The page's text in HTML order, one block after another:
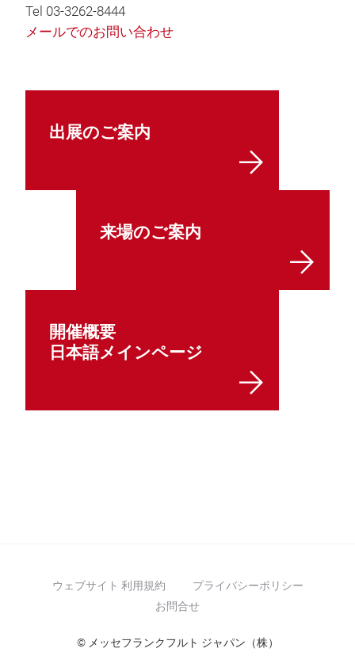
Tel 03-3262-8444
メールでのお問い合わせ
出展のご案内
来場のご案内
開催概要
日本語メインページ
ウェブサイト 利用規約
プライバシーポリシー
お問合せ
© メッセフランクフルト ジャパン（株）